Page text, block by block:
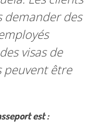
demander des
visas de
peuvent être
est :